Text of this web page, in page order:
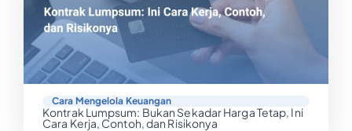
Cara Mengelola Keuangan
Kontrak Lumpsum: Bukan Sekadar Harga Tetap, Ini
Cara Kerja, Contoh, dan Risikonya